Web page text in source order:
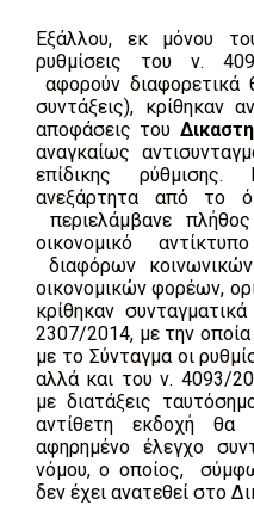
Εξάλλου, εκ μόνου
ρυθμίσεις του ν.
αφορούν διαφορετικά
συντάξεις), κρίθηκαν
αποφάσεις του
αναγκαίως
επίδικης
ανεξάρτητα από το
περιελάμβανε
οικονομικό
διαφόρων
οικονομικών φορέων,
κρίθηκαν
2307/2014, με την
με το Σύνταγμα οι
αλλά και του ν. 4093/
με διατάξεις
αντίθετη εκδοχή
αφηρημένο έλεγχο
νόμου, ο οποίος,
δεν έχει ανατεθεί στο